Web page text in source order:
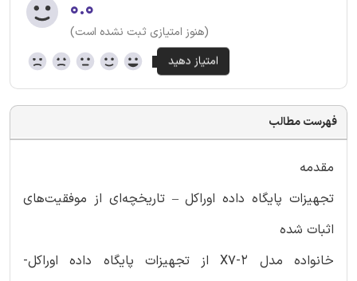
۰.۰
(هنوز امتیازی ثبت نشده است)
فهرست مطالب
مقدمه
تجهیزات پایگاه داده اوراکل – تاریخچه‌ای از موفقیت‌های
اثبات شده
خانواده مدل X7-2 از تجهیزات پایگاه داده اوراکل-